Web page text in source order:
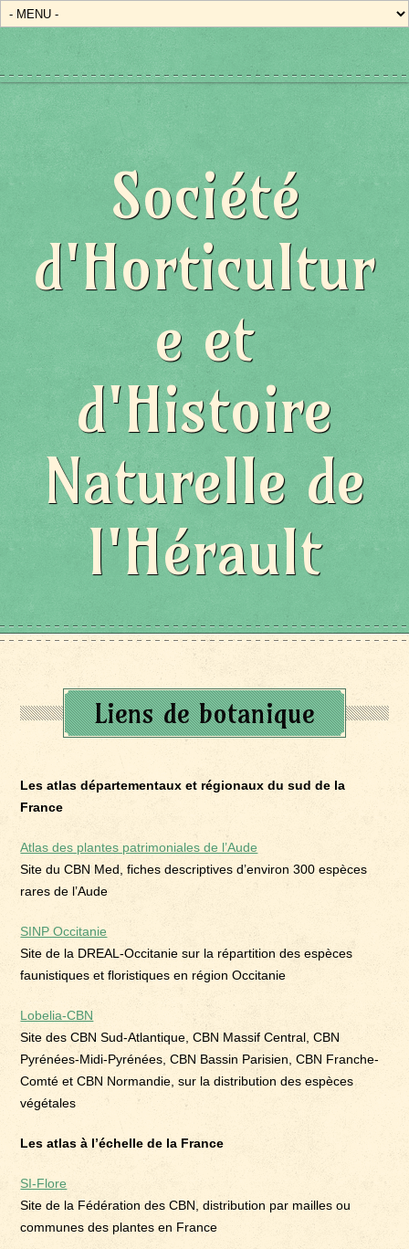
Société
d'Horticultur
e et
d'Histoire
Naturelle de
l'Hérault
Liens de botanique
Les atlas départementaux et régionaux du sud de la
France
Atlas des plantes patrimoniales de l’Aude
Site du CBN Med, fiches descriptives d’environ 300 espèces
rares de l’Aude
SINP Occitanie
Site de la DREAL-Occitanie sur la répartition des espèces
faunistiques et floristiques en région Occitanie
Lobelia-CBN
Site des CBN Sud-Atlantique, CBN Massif Central, CBN
Pyrénées-Midi-Pyrénées, CBN Bassin Parisien, CBN Franche-
Comté et CBN Normandie, sur la distribution des espèces
végétales
Les atlas à l’échelle de la France
SI-Flore
Site de la Fédération des CBN, distribution par mailles ou
communes des plantes en France